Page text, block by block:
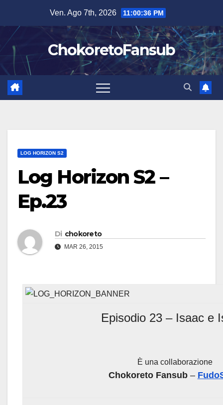
contenuto
Ven. Ago 7th, 2026 11:00:37 PM
ChokoretoFansub
LOG HORIZON S2
Log Horizon S2 –
Ep.23
Di chokoreto
MAR 26, 2015
Episodio 23 – Isaac e
È una collaborazione
Chokoreto Fansub–